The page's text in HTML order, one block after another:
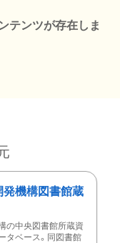
テンツが存在しま
発機構図書館蔵
の中央図書館所蔵資
タベース。同図書館